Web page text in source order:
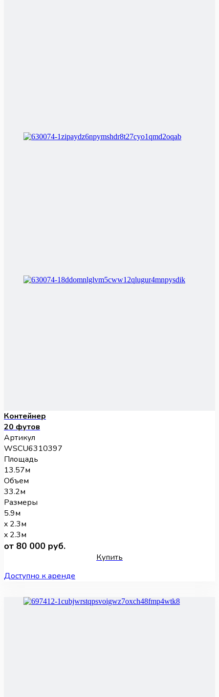
Контейнер
20 футов
Артикул
WSCU6310397
Площадь
13.57м
Объем
33.2м
Размеры
5.9м
x 2.3м
x 2.3м
от 80 000 руб.
Купить
Доступно к аренде